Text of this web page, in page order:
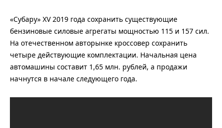
«Субару» XV 2019 года сохранить существующие
бензиновые силовые агрегаты мощностью 115 и 157 сил.
На отечественном авторынке кроссовер сохранить
четыре действующие комплектации. Начальная цена
автомашины составит 1,65 млн. рублей, а продажи
начнутся в начале следующего года.